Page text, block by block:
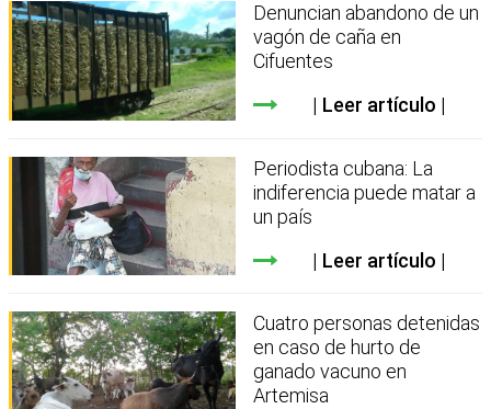
Denuncian abandono de un
vagón de caña en
Cifuentes
Leer artículo
Periodista cubana: La
indiferencia puede matar a
un país
Leer artículo
Cuatro personas detenidas
en caso de hurto de
ganado vacuno en
Artemisa